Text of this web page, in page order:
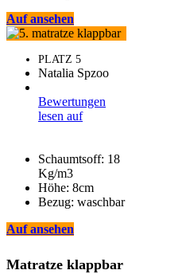
Aufansehen
PLATZ 5
Natalia Spzoo
Bewertungen
lesen auf
Schaumtsoff: 18
Kg/m3
Höhe: 8cm
Bezug: waschbar
Aufansehen
Matratze klappbar